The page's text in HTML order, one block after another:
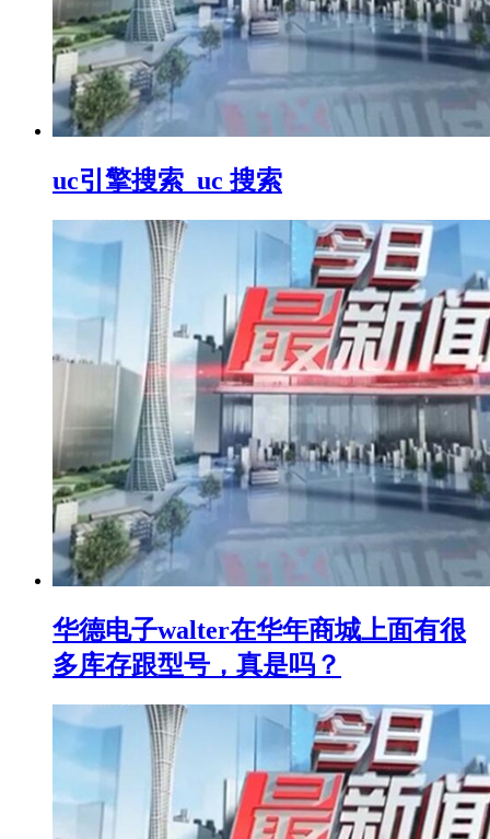
uc引擎搜索_uc 搜索
华德电子walter在华年商城上面有很
多库存跟型号，真是吗？